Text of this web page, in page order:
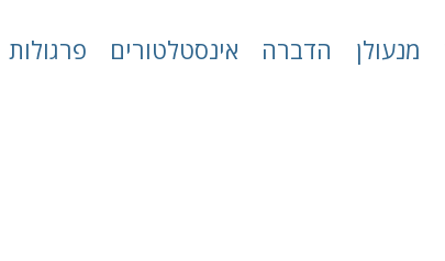
מנעולן הדברה אינסטלטורים פרגולות